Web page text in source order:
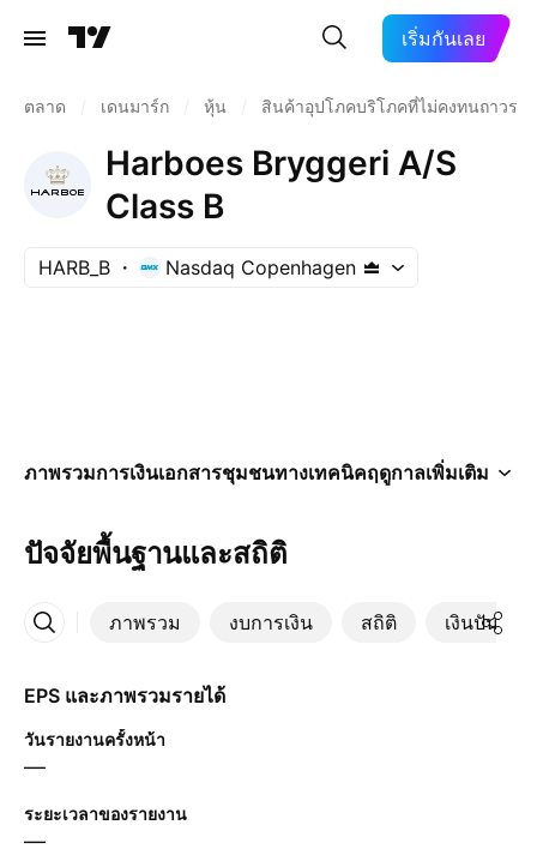
เริ่มกันเลย
ตลาด เดนมาร์ก หุ้น สินค้าอุปโภคบริโภคที่ไม่คงทนถาวร
Harboes Bryggeri A/S
Class B
HARB_B Nasdaq Copenhagen
ภาพรวมการเงินเอกสารชุมชนทางเทคนิคฤดูกาลเพิ่มเติม
ปัจจัยพื้นฐานและสถิติ
ภาพรวม งบการเงิน สถิติ เงินปันผล
เพิ่มเติม
EPS และภาพรวมรายได้
วันรายงานครั้งหน้า
—
ระยะเวลาของรายงาน
—